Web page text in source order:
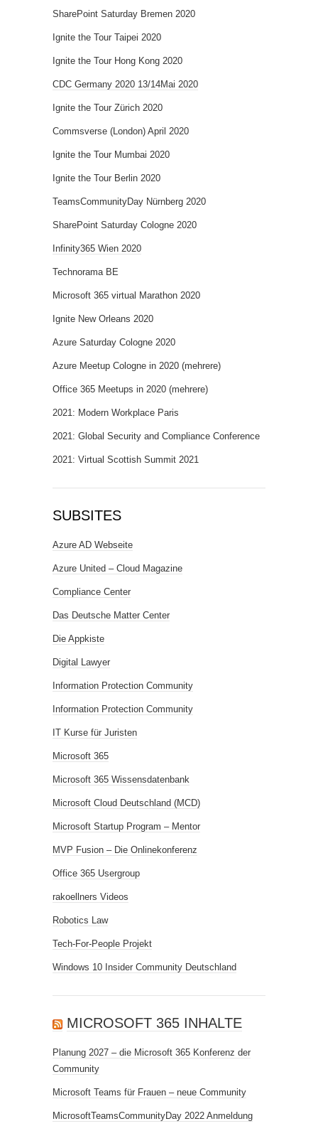
SharePoint Saturday Bremen 2020
Ignite the Tour Taipei 2020
Ignite the Tour Hong Kong 2020
CDC Germany 2020 13/14Mai 2020
Ignite the Tour Zürich 2020
Commsverse (London) April 2020
Ignite the Tour Mumbai 2020
Ignite the Tour Berlin 2020
TeamsCommunityDay Nürnberg 2020
SharePoint Saturday Cologne 2020
Infinity365 Wien 2020
Technorama BE
Microsoft 365 virtual Marathon 2020
Ignite New Orleans 2020
Azure Saturday Cologne 2020
Azure Meetup Cologne in 2020 (mehrere)
Office 365 Meetups in 2020 (mehrere)
2021: Modern Workplace Paris
2021: Global Security and Compliance Conference
2021: Virtual Scottish Summit 2021
SUBSITES
Azure AD Webseite
Azure United – Cloud Magazine
Compliance Center
Das Deutsche Matter Center
Die Appkiste
Digital Lawyer
Information Protection Community
Information Protection Community
IT Kurse für Juristen
Microsoft 365
Microsoft 365 Wissensdatenbank
Microsoft Cloud Deutschland (MCD)
Microsoft Startup Program – Mentor
MVP Fusion – Die Onlinekonferenz
Office 365 Usergroup
rakoellners Videos
Robotics Law
Tech-For-People Projekt
Windows 10 Insider Community Deutschland
MICROSOFT 365 INHALTE
Planung 2027 – die Microsoft 365 Konferenz der
Community
Microsoft Teams für Frauen – neue Community
MicrosoftTeamsCommunityDay 2022 Anmeldung